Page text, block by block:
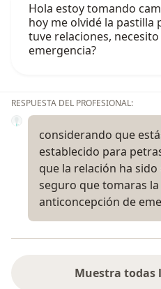
Hola estoy tomando
hoy me olvidé la pastilla
tuve relaciones,
emergencia?
RESPUESTA DEL PROFESIONAL:
considerando que
establecido para
que la relación ha
seguro que tomaras
anticoncepción de
Muestra todas